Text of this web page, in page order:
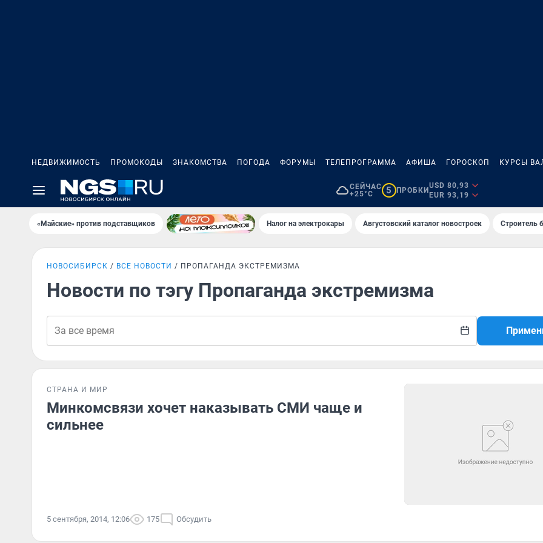
НЕДВИЖИМОСТЬ ПРОМОКОДЫ ЗНАКОМСТВА ПОГОДА ФОРУМЫ ТЕЛЕПРОГРАММА АФИША ГОРОСКОП КУРСЫ
СЕЙЧАС
+25°C
5 ПРОБКИ
USD 80,93
EUR 93,19
«Майские» против подставщиков Налог на электрокары Августовский каталог новостроек Строитель
НОВОСИБИРСК ВСЕ НОВОСТИ ПРОПАГАНДА ЭКСТРЕМИЗМА
Новости по тэгу Пропаганда экстремизма
СТРАНА И МИР
Минкомсвязи хочет наказывать СМИ чаще и
сильнее
5 сентября, 2014, 12:06 175 Обсудить